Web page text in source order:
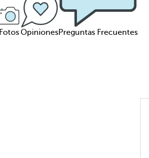
FotosOpinionesPreguntas Frecuentes